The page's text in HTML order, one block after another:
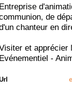
de
chanteur en
et apprécier
-